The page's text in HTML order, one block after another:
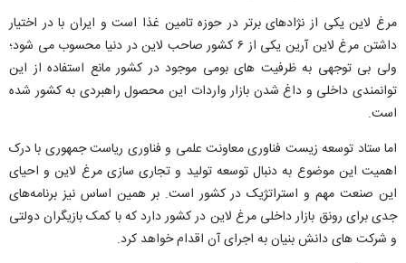
مرغ لاین یکی از نژادهای برتر در حوزه تامین غذا است و ایران با در اختیار
داشتن مرغ لاین آرین یکی از ۶ کشور صاحب لاین در دنیا محسوب می شود؛
ولی بی توجهی به ظرفیت های بومی موجود در کشور مانع استفاده از این
توانمندی داخلی و داغ شدن بازار واردات این محصول راهبردی به کشور شده
است.
اما ستاد توسعه زیست فناوری معاونت علمی و فناوری ریاست جمهوری با درک
اهمیت این موضوع به دنبال توسعه تولید و تجاری سازی مرغ لاین و احیای
این صنعت مهم و استراتژیک در کشور است. بر همین اساس نیز برنامه‌های
جدی برای رونق بازار داخلی مرغ لاین در کشور دارد که با کمک بازیگران دولتی
و شرکت های دانش بنیان به اجرای آن اقدام خواهد کرد.